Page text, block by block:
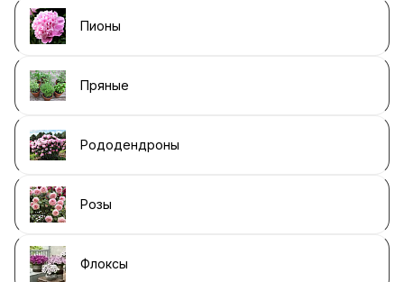
Пионы
Пряные
Рододендроны
Розы
Флоксы